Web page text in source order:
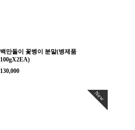
백만돌이 꽃벵이 분말(병제품
100gX2EA)
130,000
New